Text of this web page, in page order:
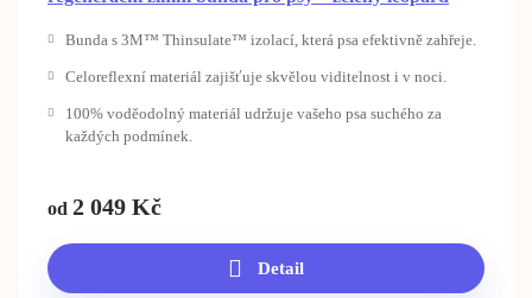
Bunda s 3M™ Thinsulate™ izolací, která psa efektivně zahřeje.
Celoreflexní materiál zajišťuje skvělou viditelnost i v noci.
100% voděodolný materiál udržuje vašeho psa suchého za
každých podmínek.
od 2 049 Kč
Detail